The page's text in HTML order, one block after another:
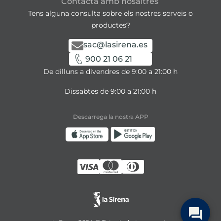
Tens alguna consulta sobre els nostres serveis o
productes?
sac@lasirena.es
900 21 06 21
De dilluns a divendres de 9:00 a 21:00 h
Dissabtes de 9:00 a 21:00 h
Descarrega la nostra APP